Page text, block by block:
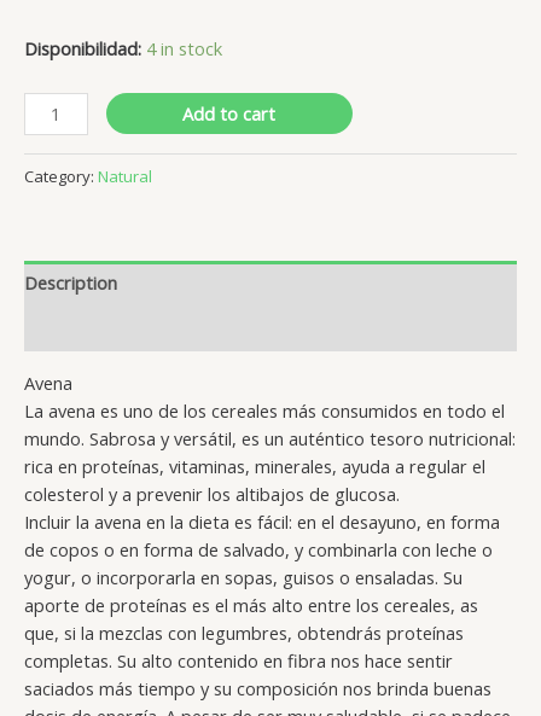
Disponibilidad: 4 in stock
Add to cart
Category: Natural
Description
Avena
La avena es uno de los cereales más consumidos en todo el
mundo. Sabrosa y versátil, es un auténtico tesoro nutricional:
rica en proteínas, vitaminas, minerales, ayuda a regular el
colesterol y a prevenir los altibajos de glucosa.
Incluir la avena en la dieta es fácil: en el desayuno, en forma
de copos o en forma de salvado, y combinarla con leche o
yogur, o incorporarla en sopas, guisos o ensaladas. Su
aporte de proteínas es el más alto entre los cereales, as
que, si la mezclas con legumbres, obtendrás proteínas
completas. Su alto contenido en fibra nos hace sentir
saciados más tiempo y su composición nos brinda buenas